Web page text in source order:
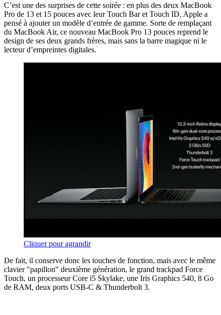
C’est une des surprises de cette soirée : en plus des deux MacBook
Pro de 13 et 15 pouces avec leur Touch Bar et Touch ID, Apple a
pensé à ajouter un modèle d’entrée de gamme. Sorte de remplaçant
du MacBook Air, ce nouveau MacBook Pro 13 pouces reprend le
design de ses deux grands frères, mais sans la barre magique ni le
lecteur d’empreintes digitales.
Cliquer pour agrandir
De fait, il conserve donc les touches de fonction, mais avec le même
clavier "papillon" deuxième génération, le grand trackpad Force
Touch, un processeur Core i5 Skylake, une Iris Graphics 540, 8 Go
de RAM, deux ports USB-C & Thunderbolt 3.